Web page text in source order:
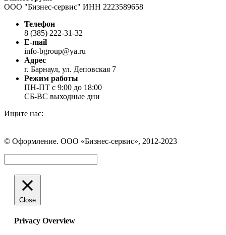
ООО "Бизнес-сервис" ИНН 2223589658
Телефон
8 (385) 222-31-32
E-mail
info-bgroup@ya.ru
Адрес
г. Барнаул, ул. Деповская 7
Режим работы
ПН-ПТ с 9:00 до 18:00
СБ-ВС выходные дни
Ищите нас:
Вконтакте
открывается
в
новом
окне
WhatsApp
открывается
в
новом
окне
Telegram
открывается
в
новом
окне
© Оформление. ООО «Бизнес-сервис», 2012-2023
Close
Privacy Overview